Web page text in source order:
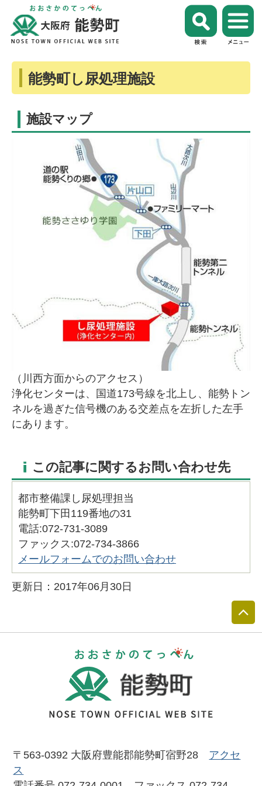
能勢町し尿処理施設
施設マップ
（川西方面からのアクセス）
浄化センターは、国道173号線を北上し、能勢トン
ネルを過ぎた信号機のある交差点を左折した左手
にあります。
この記事に関するお問い合わせ先
都市整備課し尿処理担当
能勢町下田119番地の31
電話:072-731-3089
ファックス:072-734-3866
メールフォームでのお問い合わせ
更新日：2017年06月30日
〒563-0392 大阪府豊能郡能勢町宿野28 アクセ
ス